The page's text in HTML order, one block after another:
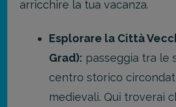
arricchire la tua vacanza.
Esplorare la Città
Grad): passeggia tra le
centro storico
medievali. Qui troverai